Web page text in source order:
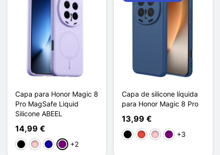
Capa para Honor Magic 8
Pro MagSafe Liquid
Silicone ABEEL
14,99 €
PretoRosaAzul Escuro
Púrpura
+2
Capa de silicone líquida
para Honor Magic 8 Pro
13,99 €
PretoVermelho
RosaPúrpura
+3